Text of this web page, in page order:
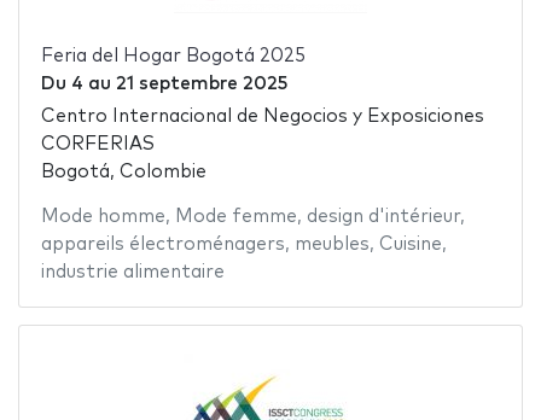
Feria del Hogar Bogotá 2025
Du 4 au 21 septembre 2025
Centro Internacional de Negocios y Exposiciones
CORFERIAS
Bogotá, Colombie
Mode homme, Mode femme, design d'intérieur,
appareils électroménagers, meubles, Cuisine,
industrie alimentaire